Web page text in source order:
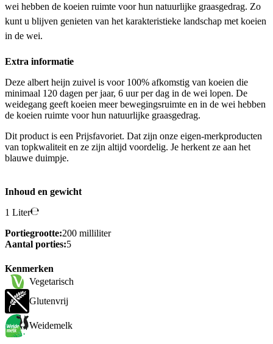
wei hebben de koeien ruimte voor hun natuurlijke graasgedrag. Zo
kunt u blijven genieten van het karakteristieke landschap met koeien
in de wei.
Extra informatie
Deze albert heijn zuivel is voor 100% afkomstig van koeien die
minimaal 120 dagen per jaar, 6 uur per dag in de wei lopen. De
weidegang geeft koeien meer bewegingsruimte en in de wei hebben
de koeien ruimte voor hun natuurlijke graasgedrag.
Dit product is een Prijsfavoriet. Dat zijn onze eigen-merkproducten
van topkwaliteit en ze zijn altijd voordelig. Je herkent ze aan het
blauwe duimpje.
Inhoud en gewicht
1 Liter
Portiegrootte:200 milliliter
Aantal porties:5
Kenmerken
Vegetarisch
Glutenvrij
Weidemelk